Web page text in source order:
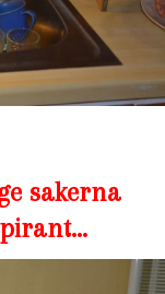
sakerna